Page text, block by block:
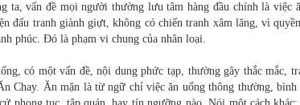
ta, vấn đề mọi người thường lưu tâm hàng đầu chính là việc
đấu tranh giành giựt, không có chiến tranh xâm lăng, vì
phúc. Ðó là phạm vi chung của nhân loại.
có một vấn đề, nội dung phức tạp, thường gây thắc mắc,
Chay. Ăn mặn là từ ngữ chỉ việc ăn uống thông thường,